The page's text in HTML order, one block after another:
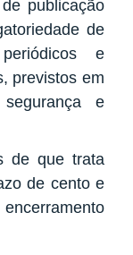
publicação
de
e
previstos em
e
de que trata
de cento e